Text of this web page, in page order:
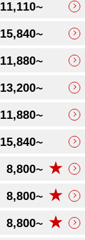
11,110〜
15,840〜
11,880〜
13,200〜
11,880〜
15,840〜
8,800〜 ★
8,800〜 ★
8,800〜 ★